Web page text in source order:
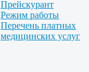
Прейскурант
Режим работы
Перечень платных
медицинских услуг